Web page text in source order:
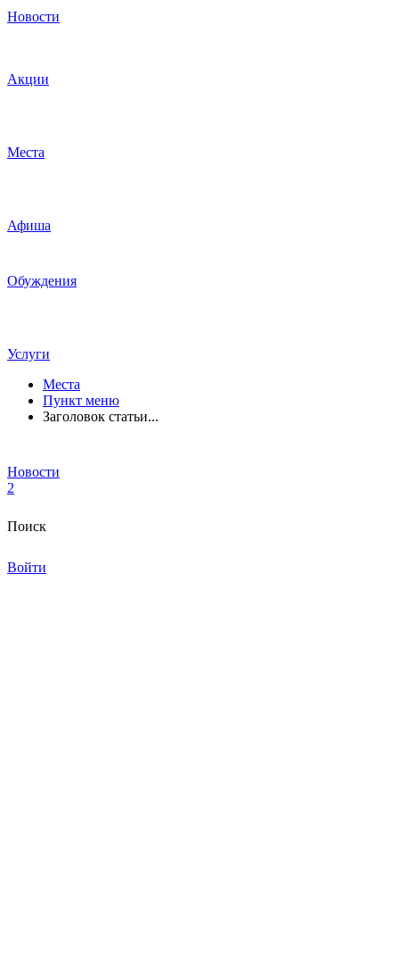
Новости
Акции
Места
Афиша
Обуждения
Услуги
Места
Пункт меню
Заголовок статьи...
Новости
2
Поиск
Войти